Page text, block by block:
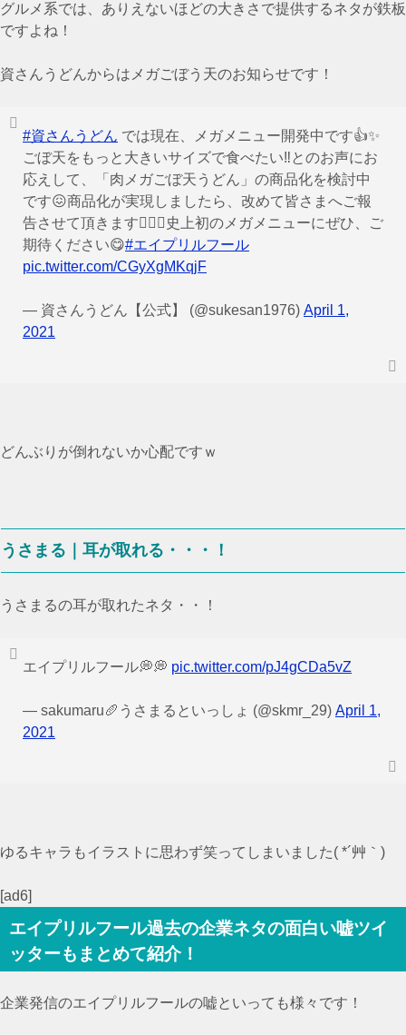
グルメ系では、ありえないほどの大きさで提供するネタが鉄板
ですよね！
資さんうどんからはメガごぼう天のお知らせです！
#資さんうどん では現在、メガメニュー開発中です👍✨
ごぼ天をもっと大きいサイズで食べたい‼️とのお声にお
応えして、「肉メガごぼ天うどん」の商品化を検討中
です😖商品化が実現しましたら、改めて皆さまへご報
告させて頂きます🙇🏻‍♂️史上初のメガメニューにぜひ、ご
期待ください😋#エイプリルフール
pic.twitter.com/CGyXgMKqjF
— 資さんうどん【公式】 (@sukesan1976) April 1,
2021
どんぶりが倒れないか心配ですｗ
うさまる｜耳が取れる・・・！
うさまるの耳が取れたネタ・・！
エイプリルフール💭💭 pic.twitter.com/pJ4gCDa5vZ
— sakumaru🥖うさまるといっしょ (@skmr_29) April 1,
2021
ゆるキャラもイラストに思わず笑ってしまいました( *´艸｀)
[ad6]
エイプリルフール過去の企業ネタの面白い嘘ツイ
ッターもまとめて紹介！
企業発信のエイプリルフールの嘘といっても様々です！